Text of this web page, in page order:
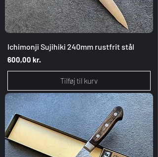
Ichimonji Sujihiki 240mm rustfrit stål
Pris
600,00 kr.
Tilføj til kurv